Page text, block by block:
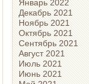
Январь 2022
Декабрь 2021
Ноябрь 2021
Октябрь 2021
Сентябрь 2021
Август 2021
Июль 2021
Июнь 2021